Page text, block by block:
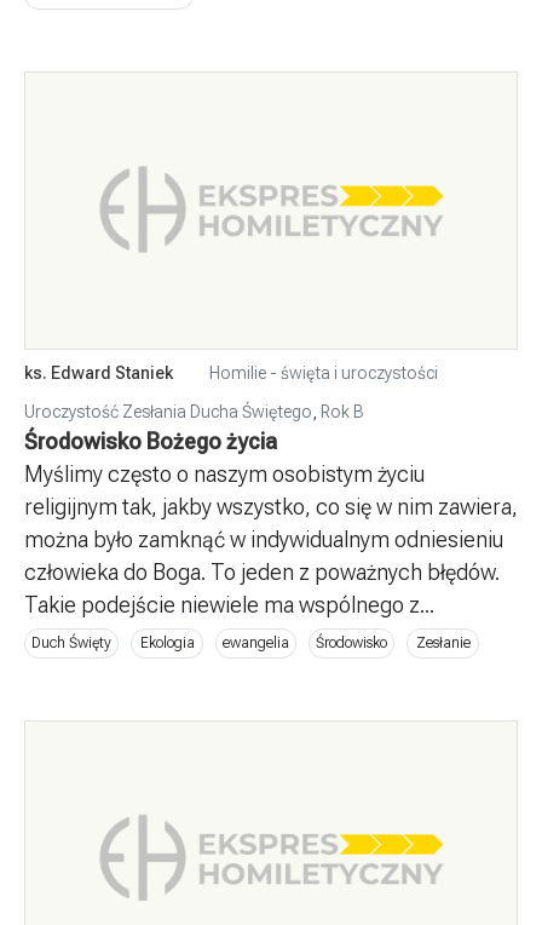
ks. Edward Staniek
Homilie - święta i uroczystości
Uroczystość Zesłania Ducha Świętego
Rok B
Środowisko Bożego życia
Myślimy często o naszym osobistym życiu
religijnym tak, jakby wszystko, co się w nim zawiera,
można było zamknąć w indywidualnym odniesieniu
człowieka do Boga. To jeden z poważnych błędów.
Takie podejście niewiele ma wspólnego z...
Duch Święty Ekologia ewangelia Środowisko Zesłanie